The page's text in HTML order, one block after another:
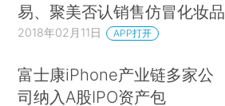
易、聚美否认销售仿冒化妆品
2018年02月11日 APP打开
富士康iPhone产业链多家公
司纳入A股IPO资产包